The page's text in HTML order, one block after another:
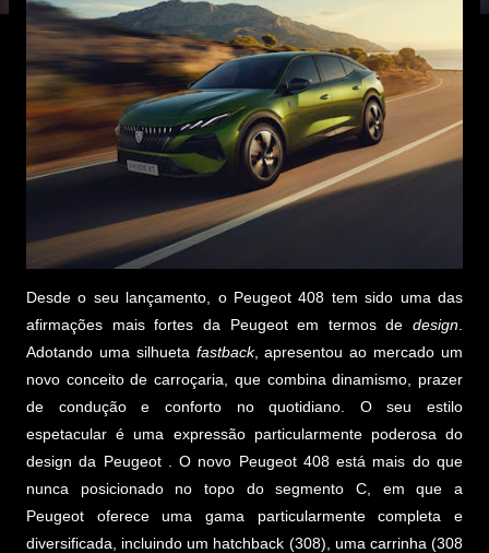
Desde o seu lançamento, o Peugeot 408 tem sido uma das
afirmações mais fortes da Peugeot em termos de design
Adotando uma silhueta fastback, apresentou ao mercado um
novo conceito de carroçaria, que combina dinamismo, prazer
de condução e conforto no quotidiano. O seu estilo
espetacular é uma expressão particularmente poderosa do
design da Peugeot . O novo Peugeot 408 está mais do que
nunca posicionado no topo do segmento C, em que a
Peugeot oferece uma gama particularmente completa e
diversificada, incluindo um hatchback (308), uma carrinha (308